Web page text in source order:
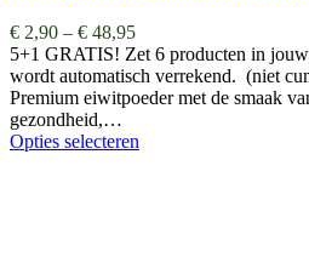
€ 2,90 – € 48,95
5+1 GRATIS! Zet 6 producten in
wordt automatisch verrekend. (niet
Premium eiwitpoeder met de smaak
gezondheid,…
Opties selecteren